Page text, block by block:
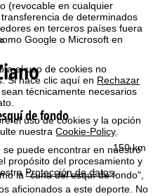
(revocable en cualquier
de determinados
en terceros países fuera
Google o Microsoft en
el uso de cookies no
Si hace clic aquí en Rechazar
técnicamente necesarios
el uso de cookies y la opción
nuestraCookie-Policy
puede encontrar en nuestro
propósito del procesamiento y
Protección de datos.
de fondo
150 km
la "cuna del esquí de fondo",
aficionados a este deporte. No